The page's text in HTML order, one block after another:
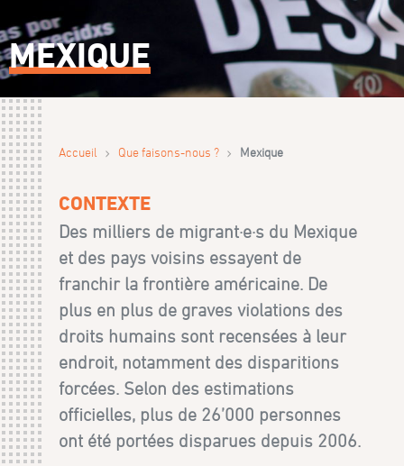
MEXIQUE
Accueil › Que faisons-nous ? › Mexique
CONTEXTE
Des milliers de migrant·e·s du Mexique
et des pays voisins essayent de
franchir la frontière américaine. De
plus en plus de graves violations des
droits humains sont recensées à leur
endroit, notamment des disparitions
forcées. Selon des estimations
officielles, plus de 26’000 personnes
ont été portées disparues depuis 2006.